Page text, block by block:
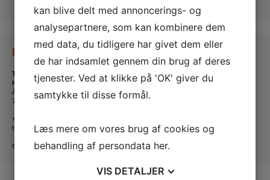
Kontakt os
Tante Andante Hus
KFUM og KFUK i Lemvig
Ågade 5
7620 Lemvig
+45 20 16 24 11
tanteandante@kfum-kfuk.dk
CVR: 30771397
kan blive delt med annoncerings- og
analysepartnere, som kan kombinere dem
med data, du tidligere har givet dem eller
de har indsamlet gennem din brug af deres
tjenester. Ved at klikke på 'OK' giver du
samtykke til disse formål.
Læs mere om vores brug af cookies og
behandling af persondata her.
VIS DETALJER